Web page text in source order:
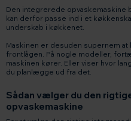
Den integrerede
kan derfor passe ind i et
underskab i køkkenet.
Maskinen er desuden supernem
frontlågen. På nogle modeller,
maskinen kører. Eller viser hvor
du planlægge ud fra det.
Sådan vælger du den
opvaskemaskine